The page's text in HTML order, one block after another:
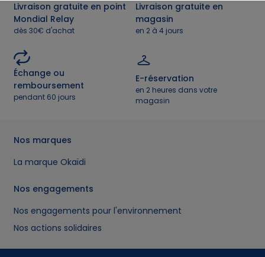
Livraison gratuite en point
Mondial Relay
dès 30€ d'achat
Livraison gratuite en
magasin
en 2 à 4 jours
Échange ou
remboursement
pendant 60 jours
E-réservation
en 2 heures dans votre
magasin
Nos marques
La marque Okaïdi
Nos engagements
Nos engagements pour l'environnement
Nos actions solidaires